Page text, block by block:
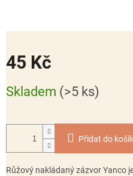
45 Kč
cena:
Skladem (>5 ks)
Přidat do
Růžový nakládaný zázvor Yanco